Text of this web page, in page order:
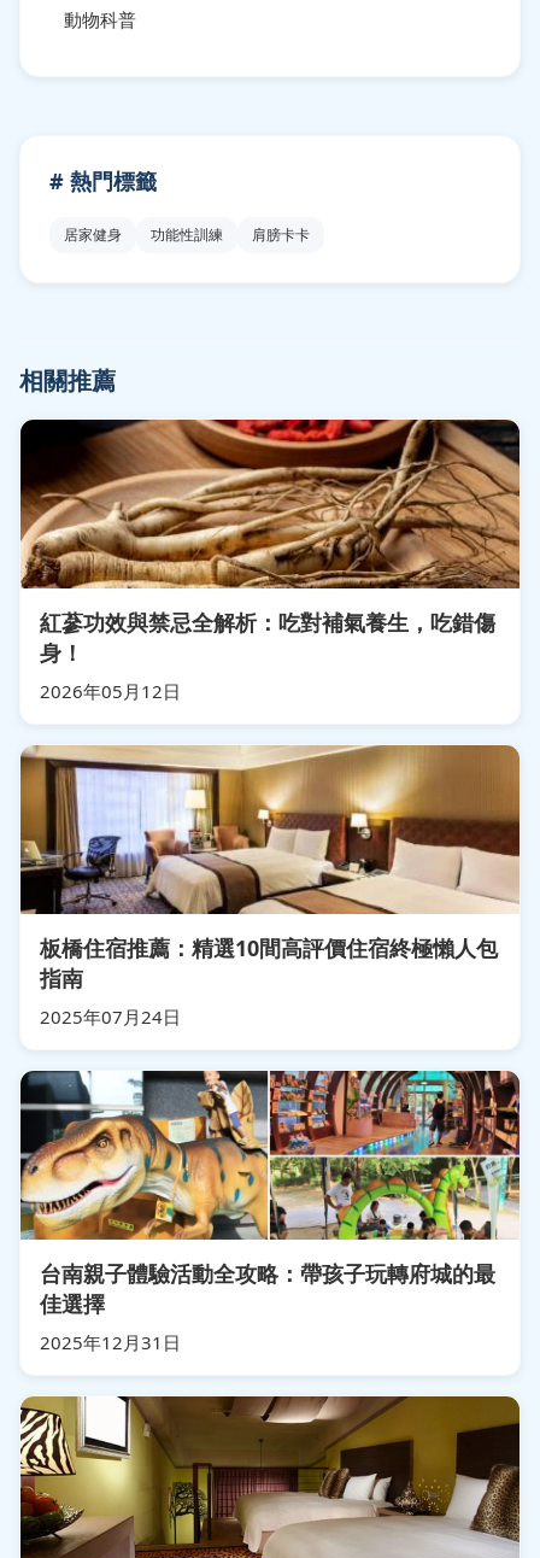
動物科普
# 熱門標籤
居家健身 功能性訓練 肩膀卡卡
相關推薦
紅蔘功效與禁忌全解析：吃對補氣養生，吃錯傷
身！
2026年05月12日
板橋住宿推薦：精選10間高評價住宿終極懶人包
指南
2025年07月24日
台南親子體驗活動全攻略：帶孩子玩轉府城的最
佳選擇
2025年12月31日